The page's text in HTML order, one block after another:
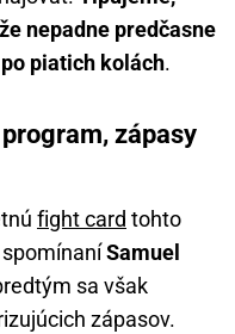
nepadne predčasne
piatich kolách.
zápasy
fight card tohto
Samuel
sa však
zápasov.